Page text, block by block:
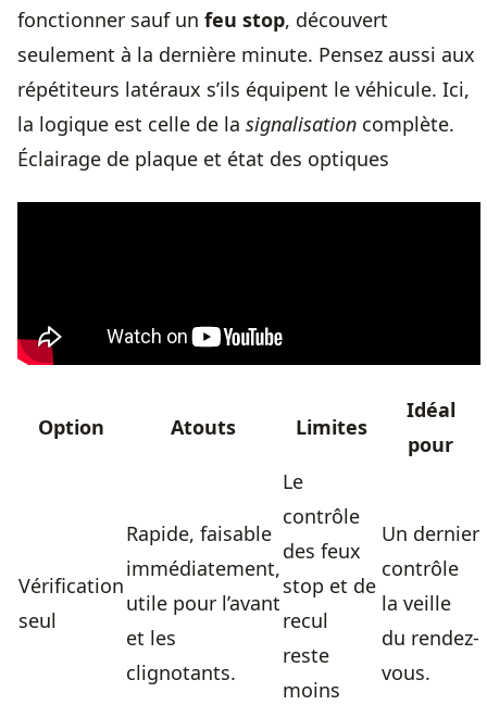
fonctionner sauf un feu stop, découvert
seulement à la dernière minute. Pensez aussi aux
répétiteurs latéraux s’ils équipent le véhicule. Ici,
la logique est celle de la signalisation complète.
Éclairage de plaque et état des optiques
Option Atouts Limites
Idéal
pour
Vérification
seul
Rapide, faisable
immédiatement,
utile pour l’avant
et les
clignotants.
Le
contrôle
des feux
stop et de
recul
reste
moins
Un dernier
contrôle
la veille
du rendez-
vous.